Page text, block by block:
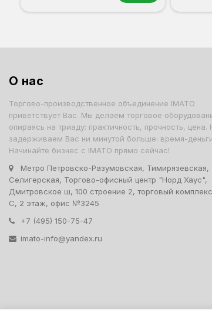
О нас
Торгово-производственное объединение IMATO
приветствует Вас. Мы делаем торговое
опираясь на триаду: практичность, прочность, цена.
задерживаем Вас ни минутой больше: время-
Начинайте бизнес с IMATO прямо сейчас!
Метро Петровско-Разумовская, Тимирязевская,
Селигерская, Торгово-офисный центр "Норд Хаус",
Дмитровское ш, 100 строение 2, торговый
С, 2 этаж, офис №3245
+7 (495) 150-75-47
imato-info@yandex.ru